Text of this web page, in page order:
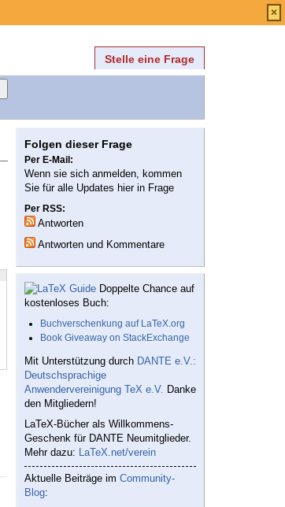
Stelle eine Frage
Folgen dieser Frage
Per E-Mail:
Wenn sie sich anmelden, kommen
Sie für alle Updates hier in Frage
Per RSS:
Antworten
Antworten und Kommentare
Doppelte Chance auf
kostenloses Buch:
Buchverschenkung auf LaTeX.org
Book Giveaway on StackExchange
Mit Unterstützung durch DANTE e.V.:
Deutschsprachige
Anwendervereinigung TeX e.V. Danke
den Mitgliedern!
LaTeX-Bücher als Willkommens-
Geschenk für DANTE Neumitglieder.
Mehr dazu: LaTeX.net/verein
Aktuelle Beiträge im Community-
Blog:
×